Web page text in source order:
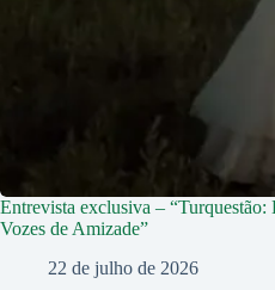
Entrevista exclusiva – “Turquestão:
Vozes de Amizade”
22 de julho de 2026